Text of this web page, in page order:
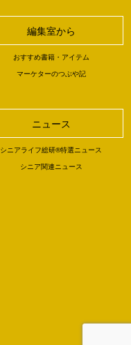
編集室から
おすすめ書籍・アイテム
マーケターのつぶや記
ニュース
シニアライフ総研®特選ニュース
シニア関連ニュース